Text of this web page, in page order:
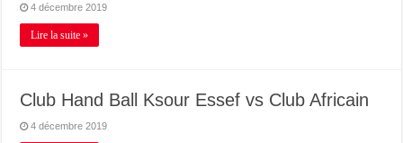
4 décembre 2019
Lire la suite »
Club Hand Ball Ksour Essef vs Club Africain
4 décembre 2019